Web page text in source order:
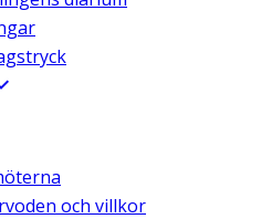
och villkor